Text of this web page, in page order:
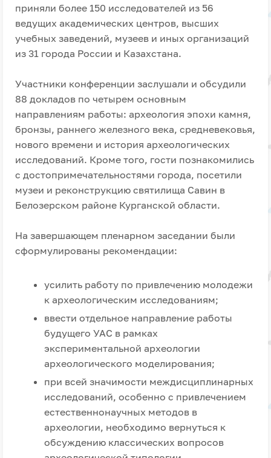
приняли более 150 исследователей из 56
ведущих академических центров, высших
учебных заведений, музеев и иных организаций
из 31 города России и Казахстана.
Участники конференции заслушали и обсудили
88 докладов по четырем основным
направлениям работы: археология эпохи камня,
бронзы, раннего железного века, средневековья,
нового времени и история археологических
исследований. Кроме того, гости познакомились
с достопримечательностями города, посетили
музеи и реконструкцию святилища Савин в
Белозерском районе Курганской области.
На завершающем пленарном заседании были
сформулированы рекомендации:
усилить работу по привлечению молодежи
к археологическим исследованиям;
ввести отдельное направление работы
будущего УАС в рамках
экспериментальной археологии
археологического моделирования;
при всей значимости междисциплинарных
исследований, особенно с привлечением
естественнонаучных методов в
археологии, необходимо вернуться к
обсуждению классических вопросов